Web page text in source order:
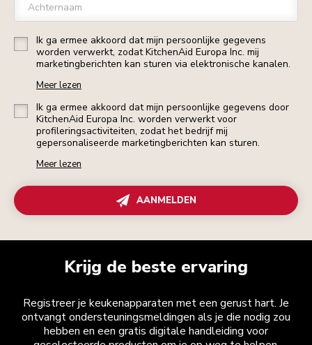
Achternaam
Ik ga ermee akkoord dat mijn persoonlijke gegevens
worden verwerkt, zodat KitchenAid Europa Inc. mij
marketingberichten kan sturen via elektronische kanalen.
Meer lezen
Ik ga ermee akkoord dat mijn persoonlijke gegevens door
KitchenAid Europa Inc. worden verwerkt voor
profileringsactiviteiten, zodat het bedrijf mij
gepersonaliseerde marketingberichten kan sturen.
Meer lezen
AANMELDEN
Krijg de beste ervaring
Registreer je keukenapparaten met een gerust hart. Je
ontvangt ondersteuningsmeldingen als je die nodig zou
hebben en een gratis digitale handleiding voor